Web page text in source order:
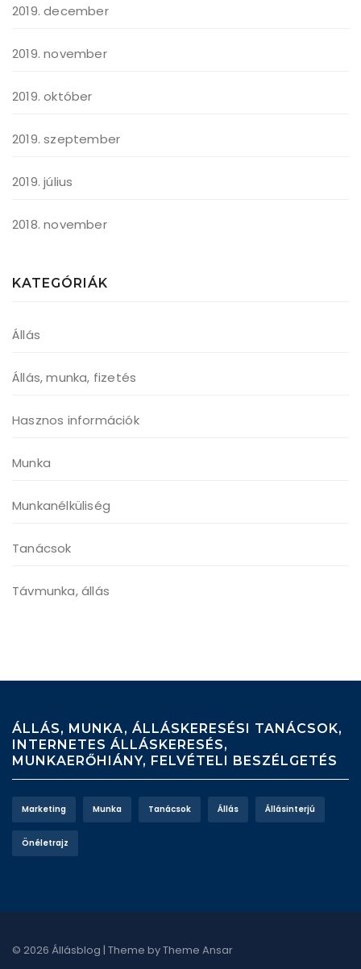
2019. december
2019. november
2019. október
2019. szeptember
2019. július
2018. november
KATEGÓRIÁK
Állás
Állás, munka, fizetés
Hasznos információk
Munka
Munkanélküliség
Tanácsok
Távmunka, állás
ÁLLÁS, MUNKA, ÁLLÁSKERESÉSI TANÁCSOK,
INTERNETES ÁLLÁSKERESÉS,
MUNKAERŐHIÁNY, FELVÉTELI BESZÉLGETÉS
Marketing Munka Tanácsok Állás Állásinterjú
Önéletrajz
© 2026 Állásblog | Theme byTheme Ansar